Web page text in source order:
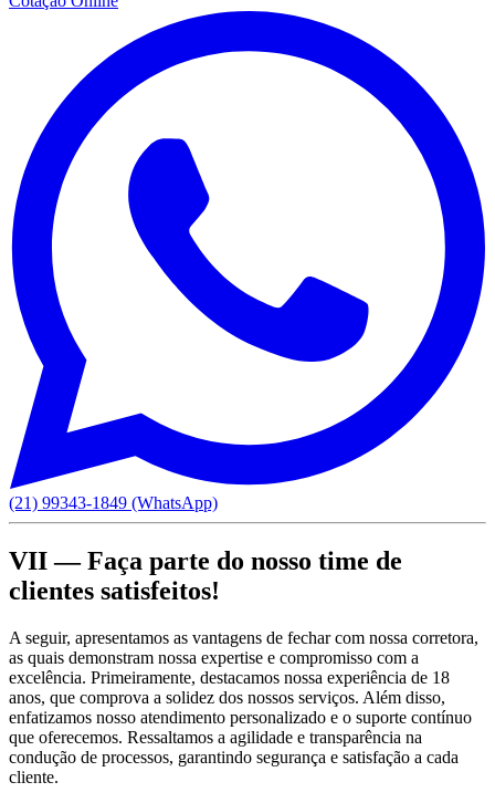
(21) 99343-1849 (WhatsApp)
VII — Faça parte do nosso time de
clientes satisfeitos!
A seguir, apresentamos as vantagens de fechar com nossa corretora,
as quais demonstram nossa expertise e compromisso com a
excelência. Primeiramente, destacamos nossa experiência de 18
anos, que comprova a solidez dos nossos serviços. Além disso,
enfatizamos nosso atendimento personalizado e o suporte contínuo
que oferecemos. Ressaltamos a agilidade e transparência na
condução de processos, garantindo segurança e satisfação a cada
cliente.